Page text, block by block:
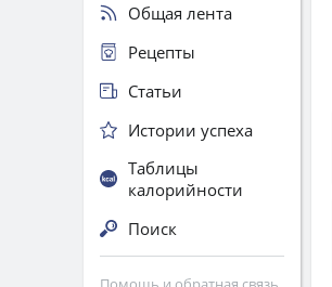
Общая лента
Рецепты
Статьи
Истории успеха
Таблицы
калорийности
Поиск